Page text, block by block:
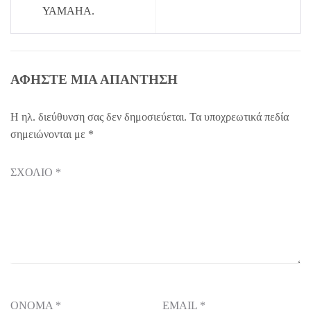
ΥΑΜΑΗΑ.
ΑΦΉΣΤΕ ΜΙΑ ΑΠΆΝΤΗΣΗ
Η ηλ. διεύθυνση σας δεν δημοσιεύεται. Τα υποχρεωτικά πεδία
σημειώνονται με *
ΣΧΌΛΙΟ *
ΌΝΟΜΑ * EMAIL *